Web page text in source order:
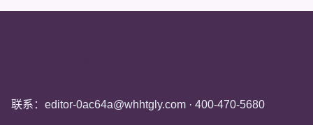
联系：editor-0ac64a@whhtgly.com · 400-470-5680